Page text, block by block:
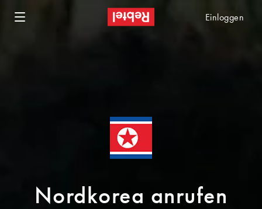
Einloggen
Nordkorea anrufen